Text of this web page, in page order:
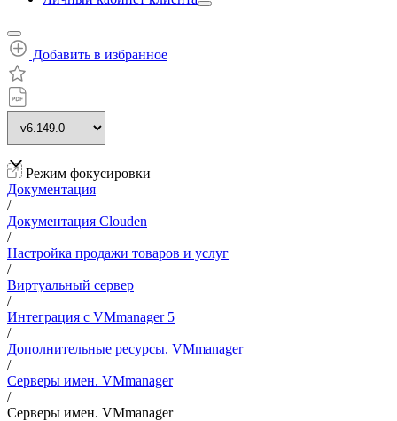
Добавить в избранное
Режим фокусировки
Документация
/
Документация Clouden
/
Настройка продажи товаров и услуг
/
Виртуальный сервер
/
Интеграция с VMmanager 5
/
Дополнительные ресурсы. VMmanager
/
Серверы имен. VMmanager
/
Серверы имен. VMmanager